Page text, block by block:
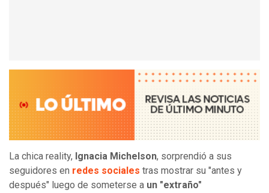
La chica reality, Ignacia Michelson, sorprendió a sus
seguidores en redes sociales tras mostrar su "antes y
después" luego de someterse a un "extraño"